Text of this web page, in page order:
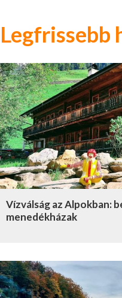
Legfrissebb
Vízválság az Alpokban:
menedékházak